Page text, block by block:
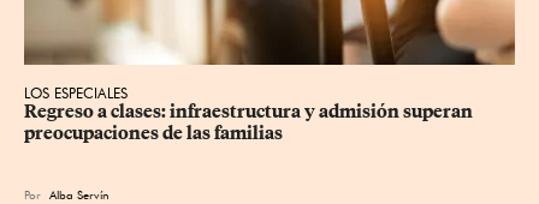
LOS ESPECIALES
Regreso a clases: infraestructura y admisión superan
preocupaciones de las familias
Por Alba Servín